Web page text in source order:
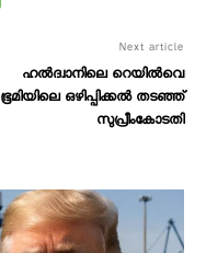
Next article
ഹല്‍ദ്വാനിലെ റെയില്‍വെ
ഭൂമിയിലെ ഒഴിപ്പിക്കല്‍ തടഞ്ഞ്
സുപ്രീംകോടതി